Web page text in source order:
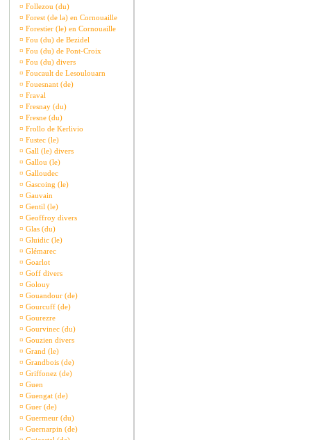
¤ Follezou (du)
¤ Forest (de la) en Cornouaille
¤ Forestier (le) en Cornouaille
¤ Fou (du) de Bezidel
¤ Fou (du) de Pont-Croix
¤ Fou (du) divers
¤ Foucault de Lesoulouarn
¤ Fouesnant (de)
¤ Fraval
¤ Fresnay (du)
¤ Fresne (du)
¤ Frollo de Kerlivio
¤ Fustec (le)
¤ Gall (le) divers
¤ Gallou (le)
¤ Galloudec
¤ Gascoing (le)
¤ Gauvain
¤ Gentil (le)
¤ Geoffroy divers
¤ Glas (du)
¤ Gluidic (le)
¤ Glémarec
¤ Goarlot
¤ Goff divers
¤ Golouy
¤ Gouandour (de)
¤ Gourcuff (de)
¤ Gourezre
¤ Gourvinec (du)
¤ Gouzien divers
¤ Grand (le)
¤ Grandbois (de)
¤ Griffonez (de)
¤ Guen
¤ Guengat (de)
¤ Guer (de)
¤ Guermeur (du)
¤ Guernarpin (de)